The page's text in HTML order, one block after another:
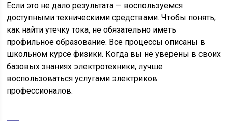
Если это не дало результата — воспользуемся
доступными техническими средствами. Чтобы понять,
как найти утечку тока, не обязательно иметь
профильное образование. Все процессы описаны в
школьном курсе физики. Когда вы не уверены в своих
базовых знаниях электротехники, лучше
воспользоваться услугами электриков
профессионалов.